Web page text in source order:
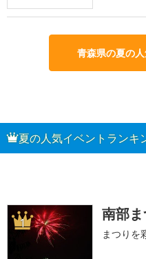
青森県の夏の
夏の人気イベントランキ
1 南部
まつりを